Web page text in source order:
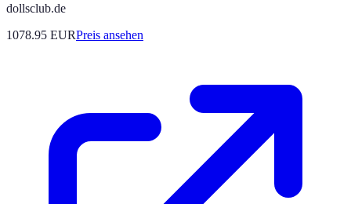
dollsclub.de
1078.95 EURPreis ansehen